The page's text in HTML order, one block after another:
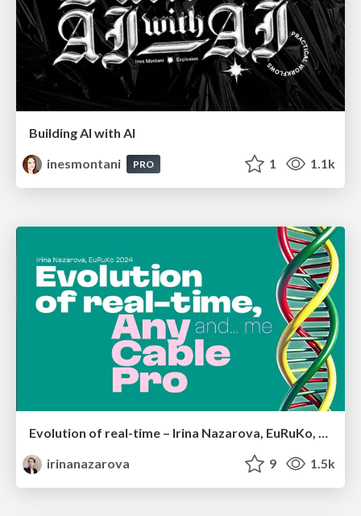
Building AI with AI
inesmontani
PRO 1 1.1k
Evolution of real-time – Irina Nazarova, EuRuKo, 2024
irinanazarova
9 1.5k